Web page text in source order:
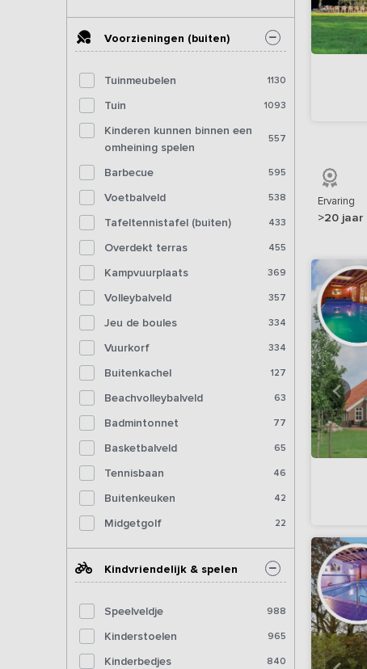
Voorzieningen (buiten)
Tuinmeubelen 1130
Tuin 1093
Kinderen kunnen binnen een
omheining spelen
557
Barbecue 595
Voetbalveld 538
Tafeltennistafel (buiten) 433
Overdekt terras 455
Kampvuurplaats 369
Volleybalveld 357
Jeu de boules 334
Vuurkorf 334
Buitenkachel 127
Beachvolleybalveld 63
Badmintonnet 77
Basketbalveld 65
Tennisbaan 46
Buitenkeuken 42
Midgetgolf 22
Kindvriendelijk & spelen
Speelveldje 988
Kinderstoelen 965
Kinderbedjes 840
Ervaring
>20 jaar